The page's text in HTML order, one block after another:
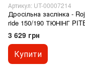
Артикул: UT-00007214
Дросільна заслінка -
ride 150/190 ТЮНІНГ
3 629 грн
Купити